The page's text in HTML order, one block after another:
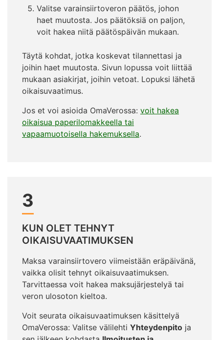
Valitse varainsiirtoveron päätös, johon
haet muutosta. Jos päätöksiä on paljon,
voit hakea niitä päätöspäivän mukaan.
Täytä kohdat, jotka koskevat tilannettasi ja
joihin haet muutosta. Sivun lopussa voit liittää
mukaan asiakirjat, joihin vetoat. Lopuksi lähetä
oikaisuvaatimus.
Jos et voi asioida OmaVerossa: voit hakea
oikaisua paperilomakkeella tai
vapaamuotoisella hakemuksella.
3
KUN OLET TEHNYT
OIKAISUVAATIMUKSEN
Maksa varainsiirtovero viimeistään eräpäivänä,
vaikka olisit tehnyt oikaisuvaatimuksen.
Tarvittaessa voit hakea maksujärjestelyä tai
veron ulosoton kieltoa.
Voit seurata oikaisuvaatimuksen käsittelyä
OmaVerossa: Valitse välilehti Yhteydenpito ja